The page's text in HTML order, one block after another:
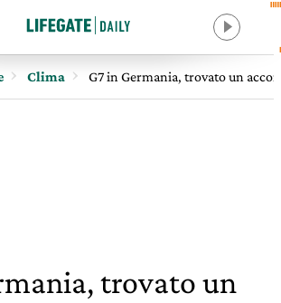
Clima G7 in Germania, trovato un
trovato un